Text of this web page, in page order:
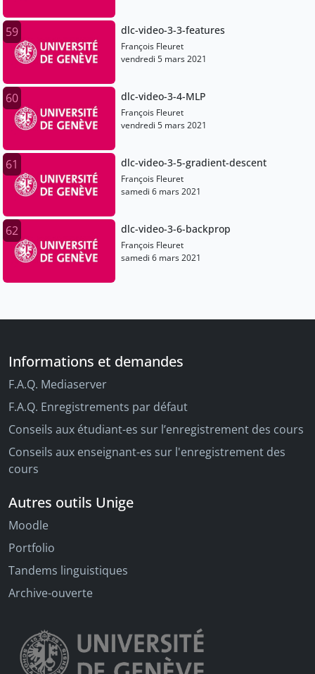
59 dlc-video-3-3-features
François Fleuret
vendredi 5 mars 2021
60 dlc-video-3-4-MLP
François Fleuret
vendredi 5 mars 2021
61 dlc-video-3-5-gradient-descent
François Fleuret
samedi 6 mars 2021
62 dlc-video-3-6-backprop
François Fleuret
samedi 6 mars 2021
Informations et demandes
F.A.Q. Mediaserver
F.A.Q. Enregistrements par défaut
Conseils aux étudiant-es sur l’enregistrement des cours
Conseils aux enseignant-es sur l'enregistrement des
cours
Autres outils Unige
Moodle
Portfolio
Tandems linguistiques
Archive-ouverte